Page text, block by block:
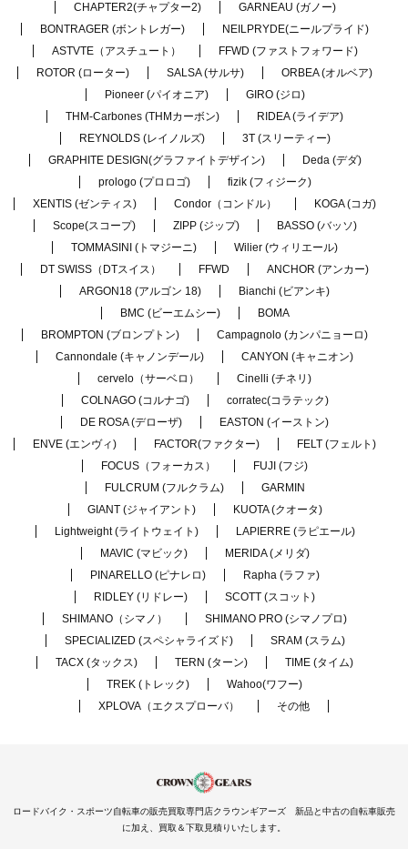
CHAPTER2(チャプター2)
GARNEAU (ガノー)
BONTRAGER (ボントレガー)
NEILPRYDE(ニールプライド)
ASTVTE（アスチュート）
FFWD (ファストフォワード)
ROTOR (ローター)
SALSA (サルサ)
ORBEA (オルベア)
Pioneer (パイオニア)
GIRO (ジロ)
THM-Carbones (THMカーボン)
RIDEA (ライデア)
REYNOLDS (レイノルズ)
3T (スリーティー)
GRAPHITE DESIGN(グラファイトデザイン)
Deda (デダ)
prologo (プロロゴ)
fizik (フィジーク)
XENTIS (ゼンティス)
Condor（コンドル）
KOGA (コガ)
Scope(スコープ)
ZIPP (ジップ)
BASSO (バッソ)
TOMMASINI (トマジーニ)
Wilier (ウィリエール)
DT SWISS（DTスイス）
FFWD
ANCHOR (アンカー)
ARGON18 (アルゴン 18)
Bianchi (ビアンキ)
BMC (ビーエムシー)
BOMA
BROMPTON (ブロンプトン)
Campagnolo (カンパニョーロ)
Cannondale (キャノンデール)
CANYON (キャニオン)
cervelo（サーベロ）
Cinelli (チネリ)
COLNAGO (コルナゴ)
corratec(コラテック)
DE ROSA (デローザ)
EASTON (イーストン)
ENVE (エンヴィ)
FACTOR(ファクター)
FELT (フェルト)
FOCUS（フォーカス）
FUJI (フジ)
FULCRUM (フルクラム)
GARMIN
GIANT (ジャイアント)
KUOTA (クオータ)
Lightweight (ライトウェイト)
LAPIERRE (ラピエール)
MAVIC (マビック)
MERIDA (メリダ)
PINARELLO (ピナレロ)
Rapha (ラファ)
RIDLEY (リドレー)
SCOTT (スコット)
SHIMANO（シマノ）
SHIMANO PRO (シマノプロ)
SPECIALIZED (スペシャライズド)
SRAM (スラム)
TACX (タックス)
TERN (ターン)
TIME (タイム)
TREK (トレック)
Wahoo(ワフー)
XPLOVA（エクスプローバ）
その他
ロードバイク・スポーツ自転車の販売買取専門店クラウンギアーズ 新品と中古の自転車販売
に加え、買取＆下取見積りいたします。